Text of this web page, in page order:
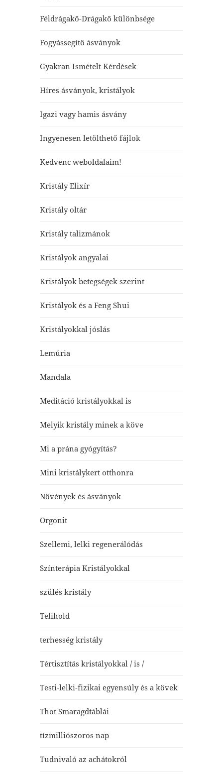
Féldrágakő-Drágakő különbsége
Fogyássegítő ásványok
Gyakran Ismételt Kérdések
Híres ásványok, kristályok
Igazi vagy hamis ásvány
Ingyenesen letölthető fájlok
Kedvenc weboldalaim!
Kristály Elixír
Kristály oltár
Kristály talizmánok
Kristályok angyalai
Kristályok betegségek szerint
Kristályok és a Feng Shui
Kristályokkal jóslás
Lemúria
Mandala
Meditáció kristályokkal is
Melyik kristály minek a köve
Mi a prána gyógyítás?
Mini kristálykert otthonra
Növények és ásványok
Orgonit
Szellemi, lelki regenerálódás
Színterápia Kristályokkal
szülés kristály
Telihold
terhesség kristály
Tértisztítás kristályokkal / is /
Testi-lelki-fizikai egyensúly és a kövek
Thot Smaragdtáblái
tízmilliószoros nap
Tudnivaló az achátokról